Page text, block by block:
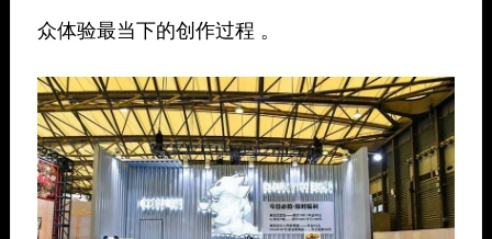
众体验最当下的创作过程 。